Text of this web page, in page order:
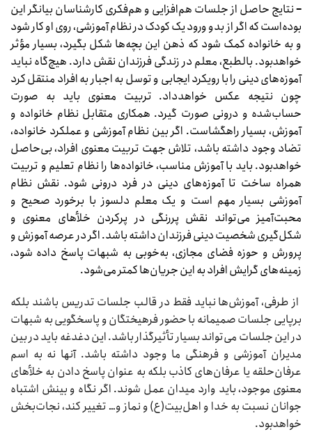
–نتایج حاصل از جلسات هم‌افزایی و هم‌فکری کارشناسان بیانگر این
بوده‌است که اگر از بدو ورود یک کودک در نظام آموزشی، روی او کار شود
و به خانواده کمک شود که ذهن این بچه‌ها شکل بگیرد،‌ بسیار مؤثر
خواهدبود. بالطبع،‌ معلم در زندگی فرزندان نقش دارد. هیچ‌گاه نباید
آموزه‌های دینی را با رویکرد ایجابی و توسل به اجبار به افراد منتقل کرد
چون نتیجه عکس خواهدداد. تربیت معنوی باید به صورت
حساب‌شده و درونی صورت گیرد. همکاری متقابل نظام خانواده و
آموزش، بسیار راهگشاست. اگر بین نظام آموزشی و عملکرد خانواده،
تضاد وجود داشته باشد،‌ تلاش جهت تربیت معنوی افراد، بی‌حاصل
خواهدبود. باید با آموزش مناسب،‌ خانواده‌ها را نظام تعلیم و تربیت
همراه ساخت تا آموزه‌های دینی در فرد درونی شود. نقش نظام
آموزشی بسیار مهم است و یک معلم دلسوز با برخورد صحیح و
محبت‌آمیز می‌تواند نقش پررنگی در پرکردن خلأهای معنوی و
شکل‌گیری شخصیت دینی فرزندان داشته باشد. اگر در عرصه آموزش و
پرورش و حوزه فضای مجازی، به‌خوبی به شبهات پاسخ داده شود،
زمینه‌های گرایش افراد به این جریان‌ها کمتر می‌شود.
از طرفی،‌ آموزش‌ها نباید فقط در قالب جلسات تدریس باشند بلکه
برپایی جلسات صمیمانه با حضور فرهیختگان و پاسخگویی به شبهات
در این جلسات می‌تواند بسیار تأثیرگذار باشد. این دغدغه باید در بین
مدیران آموزشی و فرهنگی ما وجود داشته باشد. آنها نه به اسم
عرفان‌حلقه یا عرفان‌های کاذب بلکه به عنوان پاسخ دادن به خلأهای
معنوی موجود، باید وارد میدان عمل شوند. اگر نگاه و بینش اشتباه
جوانان نسبت به خدا و اهل‌بیت(ع) و نماز و… تغییر کند، نجات‌بخش
خواهدبود.